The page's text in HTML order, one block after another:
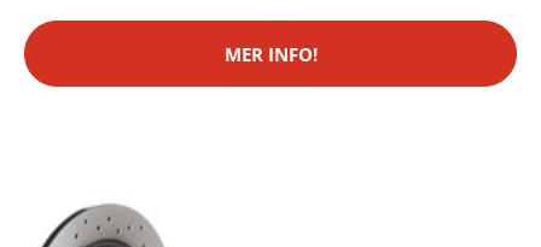
MER INFO!